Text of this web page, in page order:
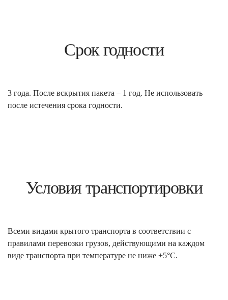
Срок годности
3 года. После вскрытия пакета – 1 год. Не использовать
после истечения срока годности.
Условия транспортировки
Всеми видами крытого транспорта в соответствии с
правилами перевозки грузов, действующими на каждом
виде транспорта при температуре не ниже +5°С.